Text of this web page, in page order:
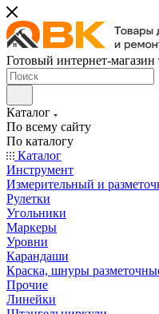
Готовый интернет-магазин
Каталог
По всему сайту
По каталогу
Каталог
Инструмент
Измерительный и
Рулетки
Угольники
Маркеры
Уровни
Карандаши
Краска, шнуры
Прочие
Линейки